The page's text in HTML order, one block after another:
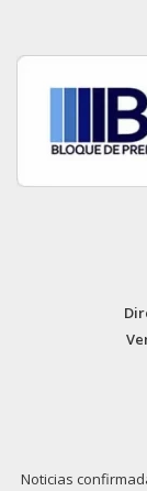
Noticias